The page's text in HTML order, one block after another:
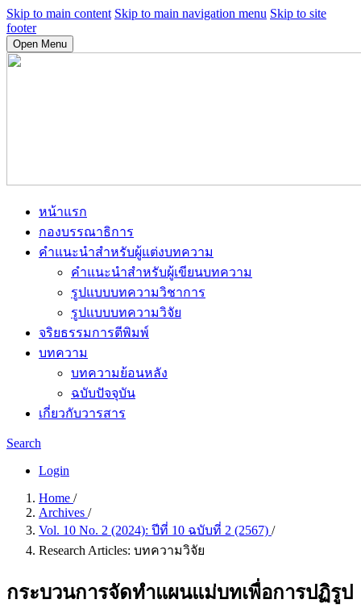
Skip to main content Skip to main navigation menu Skip to site
footer
Open Menu
หน้าแรก
กองบรรณาธิการ
คำแนะนำสำหรับผู้แต่งบทความ
คำแนะนำสำหรับผู้เขียนบทความ
รูปแบบบทความวิชาการ
รูปแบบบทความวิจัย
จริยธรรมการตีพิมพ์
บทความ
บทความย้อนหลัง
ฉบับปัจจุบัน
เกี่ยวกับวารสาร
Search
Login
Home /
Archives /
Vol. 10 No. 2 (2024): ปีที่ 10 ฉบับที่ 2 (2567) /
Research Articles: บทความวิจัย
กระบวนการจัดทำแผนแม่บทเพื่อการปฏิรูป